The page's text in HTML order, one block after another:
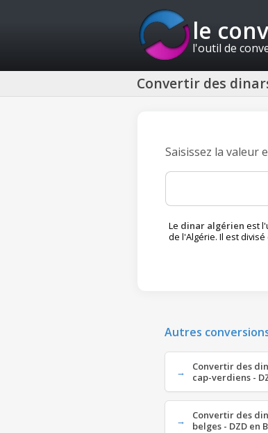
le
l'outil de
Convertir des
Saisissez la valeur
Le dinar algérien est
de l'Algérie. Il est divisé
Autres
Convertir des
cap-verdiens -
Convertir des
belges - DZD en